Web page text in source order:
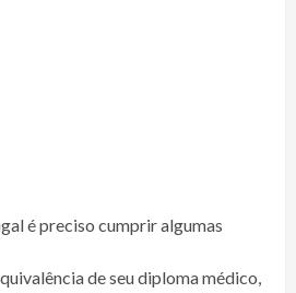
é preciso cumprir algumas
de seu diploma médico,